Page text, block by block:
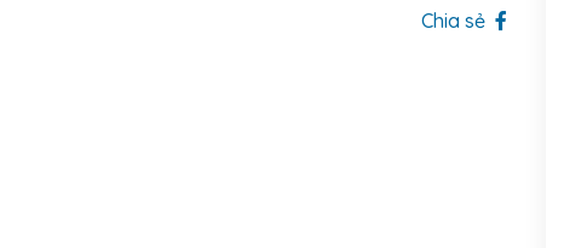
Chia sẻ